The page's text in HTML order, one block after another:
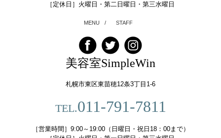
［定休日］火曜日・第二日曜日・第三水曜日
MENU / STAFF
美容室SimpleWin
札幌市東区東苗穂12条3丁目1-6
TEL.011-791-7811
［営業時間］9:00～19:00（日曜日・祝日18：00まで）